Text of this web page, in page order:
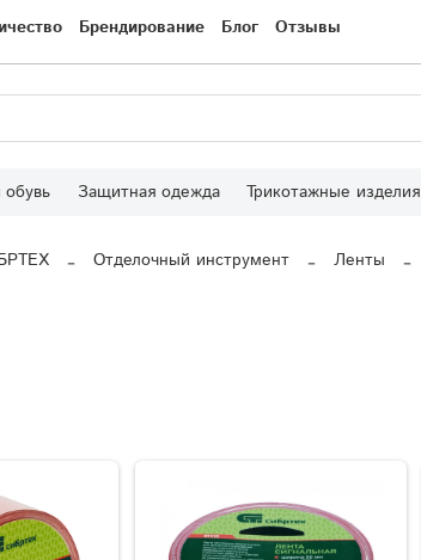
Брендирование Блог Отзывы
обувь Защитная одежда Трикотажные изделия
Отделочный инструмент Ленты